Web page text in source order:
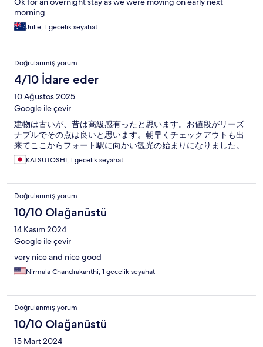
morning
Julie, 1 gecelik seyahat
Doğrulanmış yorum
4/10 İdare eder
10 Ağustos 2025
Google ile çevir
建物は古いが、昔は高級感有ったと思います。お値段がリーズ
ナブルでその点は良いと思います。朝早くチェックアウトも出
来てここからフォート駅に向かい観光の始まりになりました。
KATSUTOSHI, 1 gecelik seyahat
Doğrulanmış yorum
10/10 Olağanüstü
14 Kasım 2024
Google ile çevir
very nice and nice good
Nirmala Chandrakanthi, 1 gecelik seyahat
Doğrulanmış yorum
10/10 Olağanüstü
15 Mart 2024